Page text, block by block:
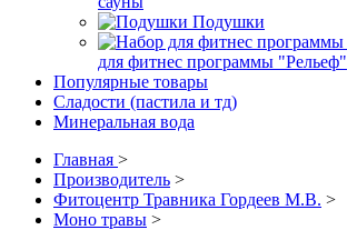
Подушки
для фитнес программы "Рельеф"
Популярные товары
Сладости (пастила и тд)
Минеральная вода
Главная >
Производитель >
Фитоцентр Травника Гордеев М.В. >
Моно травы >